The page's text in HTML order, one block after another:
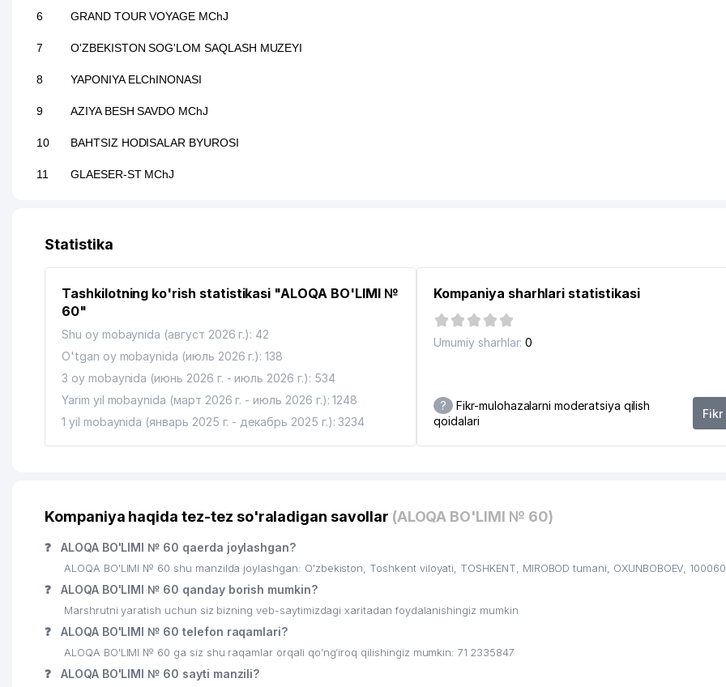
6 GRAND TOUR VOYAGE MChJ
7 O'ZBEKISTON SOG'LOM SAQLASH MUZEYI
8 YAPONIYA ELChINONASI
9 AZIYA BESH SAVDO MChJ
10 BAHTSIZ HODISALAR BYUROSI
11 GLAESER-ST MChJ
13 BRONUS MChJ
14 ELIUS MChJ
UKRAINA ELChINONASI
INAGOMOV MILLIY TAOMLARI MChJ
O'ZBEKISTON RESPUBLIKASI PREZIDENT ADMINISTRASIYASI QOSHIDAGI BOSH TIBBIY BOSHQARMA
INDIGOS MAX MChJ
TEMIR YO'L TEXNIKA MUZEYI
22 MIROBOD TUMANI HOKIMIYATI
23 ANALYTICS CONSULTING MChJ
24 O'ZBEKISTON RESPUBLIKASI EKOLOGIYANI VA TABIATNI MUHOFAZA QILISH DAVLAT QO'MITASI
RED STAR SERVIS MChJ
TASHKENT-TOVARNIY
27 GIPROSTROYMOST MChJ
Statistika
Tashkilotning ko'rish statistikasi "ALOQA BO'LIMI №
60"
Shu oy mobaynida (август 2026 г.): 42
O'tgan oy mobaynida (июль 2026 г.): 138
3 oy mobaynida (июнь 2026 г. - июль 2026 г.): 534
Yarim yil mobaynida (март 2026 г. - июль 2026 г.): 1248
1 yil mobaynida (январь 2025 г. - декабрь 2025 г.): 3234
Kompaniya sharhlari statistikasi
Umumiy sharhlar: 0
?
Fikr-mulohazalarni moderatsiya qilish
qoidalari
Kompaniya haqida tez-tez so'raladigan savollar (ALOQA BO'LIMI № 60)
❓ ALOQA BO'LIMI № 60 qaerda joylashgan?
ALOQA BO'LIMI № 60 shu manzilda joylashgan: O'zbekiston, Toshkent viloyati, TOSHKENT, MIROBOD tumani, OXUNBOBOEV,
❓ ALOQA BO'LIMI № 60 qanday borish mumkin?
Marshrutni yaratish uchun siz bizning veb-saytimizdagi xaritadan foydalanishingiz mumkin
❓ ALOQA BO'LIMI № 60 telefon raqamlari?
ALOQA BO'LIMI № 60 ga siz shu raqamlar orqali qo’ng’iroq qilishingiz mumkin: 71 2335847
❓ ALOQA BO'LIMI № 60 sayti manzili?